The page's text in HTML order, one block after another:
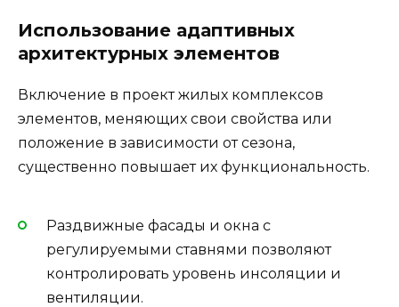
Использование адаптивных
архитектурных элементов
Включение в проект жилых комплексов
элементов, меняющих свои свойства или
положение в зависимости от сезона,
существенно повышает их функциональность.
Раздвижные фасады и окна с
регулируемыми ставнями позволяют
контролировать уровень инсоляции и
вентиляции.